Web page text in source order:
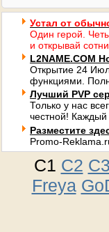
Устал от
Один герой.
и открывай
L2NAME.COM
Открытие 24
функциями.
Лучший PVP
Только у нас
честной!
Разместите
Promo-
C1 C2 C3
Freya